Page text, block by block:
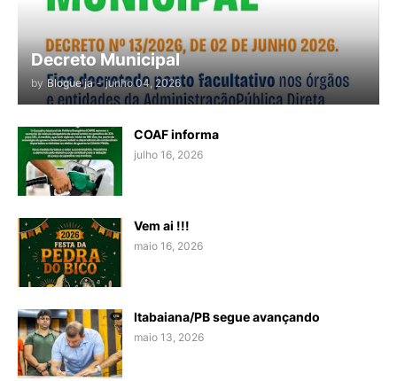
Decreto Municipal
by Blogue ja - junho 04, 2026
COAF informa
julho 16, 2026
Vem ai !!!
maio 16, 2026
Itabaiana/PB segue avançando
maio 13, 2026